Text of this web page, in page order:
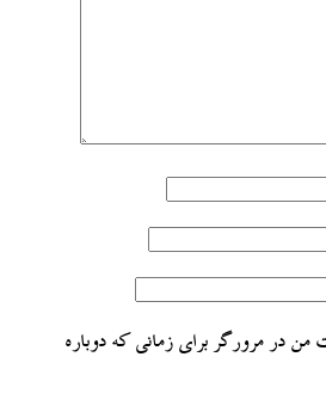
من در مرورگر برای زمانی که دوباره